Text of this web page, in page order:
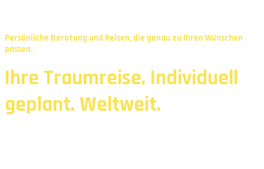
Ihre Traumreise. Individuell
geplant. Weltweit.
Persönliche Beratung und Reisen, die genau zu Ihren Wünschen
passen.